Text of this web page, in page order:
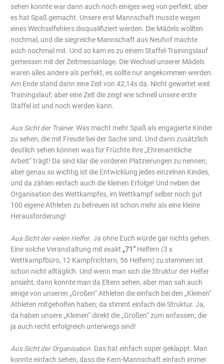
sehen konnte war dann auch noch einiges weg von perfekt; aber
es hat Spaß gemacht. Unsere erst Mannschaft musste wegen
eines Wechselfehlers disqualifiziert werden. Die Mädels wollten
nochmal, und die siegreiche Mannschaft aus Neuhof machte
auch nochmal mit. Und so kam es zu einem Staffel-Trainingslauf
gemessen mit der Zeitmessanlage. Die Wechsel unserer Mädels
waren alles andere als perfekt, es sollte nur angekommen werden.
Am Ende stand dann eine Zeit von 42,14s da. Nicht gewertet weil
Trainingslauf; aber eine Zeit die zeigt wie schnell unsere erste
Staffel ist und noch werden kann.
Aus Sicht der Trainer. Was macht mehr Spaß als engagierte Kinder
zu sehen, die mit Freude bei der Sache sind. Und dann zusätzlich
deutlich sehen können was für Früchte ihre „Ehrenamtliche
Arbeit“ trägt! Da sind klar die vorderen Platzierungen zu nennen;
aber genau so wichtig ist die Entwicklung jedes einzelnen Kindes,
und da zählen einfach auch die kleinen Erfolge! Und neben der
Organisation des Wettkampfes, im Wettkampf selber noch gut
100 eigene Athleten zu betreuen ist schon mehr als eine kleine
Herausforderung!
Aus Sicht der vielen Helfer. Ja ohne Euch würde gar nichts gehen.
Eine solche Veranstaltung mit exakt „71“ Helfern (3 x
Wettkampfbüro, 12 Kampfrichtern, 56 Helfern) zu stemmen ist
schon nicht alltäglich. Und wenn man sich die Struktur der Helfer
ansieht, dann konnte man da Eltern sehen, aber man sah auch
einige von unseren „Großen“ Athleten die einfach bei den „Kleinen“
Athleten mitgeholfen haben; da stimmt einfach die Struktur. Ja,
da haben unsere „Kleinen“ direkt die „Großen“ zum anfassen; die
ja auch recht erfolgreich unterwegs sind!
Aus Sicht der Organisation. Das hat einfach super geklappt. Man
konnte einfach sehen, dass die Kern-Mannschaft einfach immer